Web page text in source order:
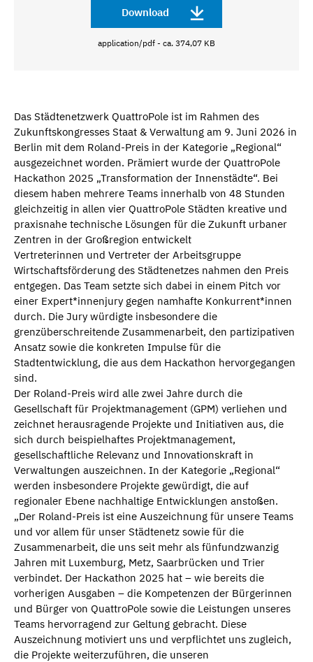
Download
application/pdf - ca. 374,07 KB
Das Städtenetzwerk QuattroPole ist im Rahmen des
Zukunftskongresses Staat & Verwaltung am 9. Juni 2026 in
Berlin mit dem Roland-Preis in der Kategorie „Regional“
ausgezeichnet worden. Prämiert wurde der QuattroPole
Hackathon 2025 „Transformation der Innenstädte“. Bei
diesem haben mehrere Teams innerhalb von 48 Stunden
gleichzeitig in allen vier QuattroPole Städten kreative und
praxisnahe technische Lösungen für die Zukunft urbaner
Zentren in der Großregion entwickelt
Vertreterinnen und Vertreter der Arbeitsgruppe
Wirtschaftsförderung des Städtenetzes nahmen den Preis
entgegen. Das Team setzte sich dabei in einem Pitch vor
einer Expert*innenjury gegen namhafte Konkurrent*innen
durch. Die Jury würdigte insbesondere die
grenzüberschreitende Zusammenarbeit, den partizipativen
Ansatz sowie die konkreten Impulse für die
Stadtentwicklung, die aus dem Hackathon hervorgegangen
sind.
Der Roland-Preis wird alle zwei Jahre durch die
Gesellschaft für Projektmanagement (GPM) verliehen und
zeichnet herausragende Projekte und Initiativen aus, die
sich durch beispielhaftes Projektmanagement,
gesellschaftliche Relevanz und Innovationskraft in
Verwaltungen auszeichnen. In der Kategorie „Regional“
werden insbesondere Projekte gewürdigt, die auf
regionaler Ebene nachhaltige Entwicklungen anstoßen.
„Der Roland-Preis ist eine Auszeichnung für unsere Teams
und vor allem für unser Städtenetz sowie für die
Zusammenarbeit, die uns seit mehr als fünfundzwanzig
Jahren mit Luxemburg, Metz, Saarbrücken und Trier
verbindet. Der Hackathon 2025 hat – wie bereits die
vorherigen Ausgaben – die Kompetenzen der Bürgerinnen
und Bürger von QuattroPole sowie die Leistungen unseres
Teams hervorragend zur Geltung gebracht. Diese
Auszeichnung motiviert uns und verpflichtet uns zugleich,
die Projekte weiterzuführen, die unseren